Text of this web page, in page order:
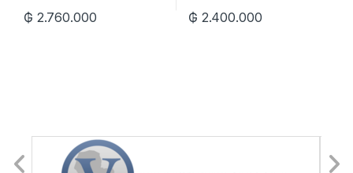
₲ 2.760.000 ₲ 2.400.000